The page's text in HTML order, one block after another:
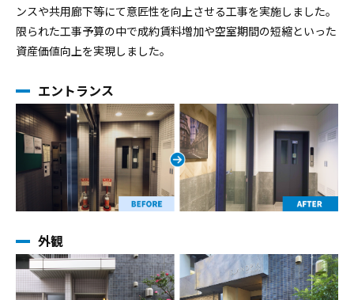
ンスや共用廊下等にて意匠性を向上させる工事を実施しました。
限られた工事予算の中で成約賃料増加や空室期間の短縮といった
資産価値向上を実現しました。
エントランス
外観